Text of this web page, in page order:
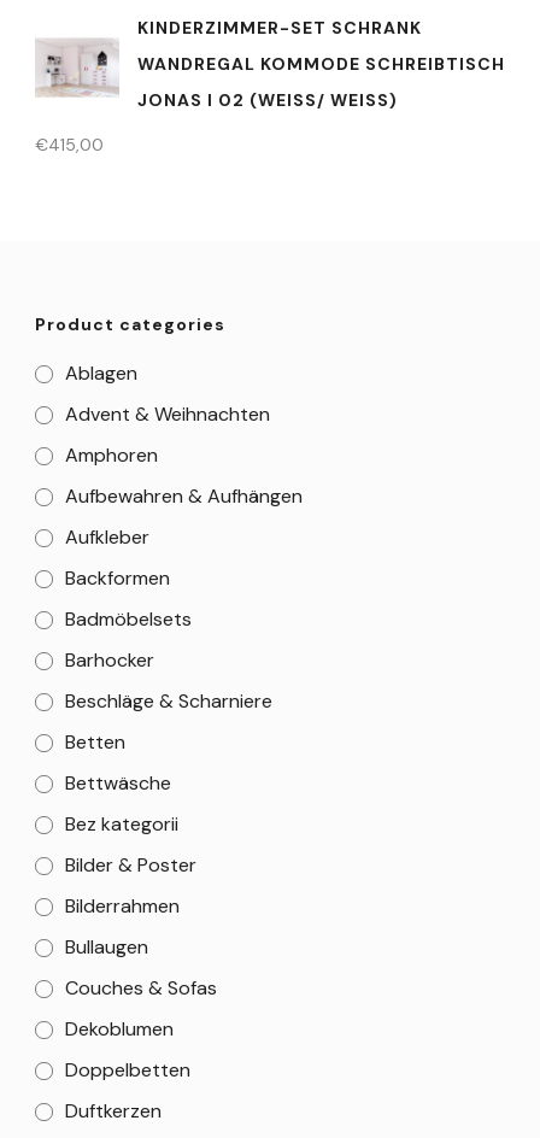
KINDERZIMMER-SET SCHRANK
WANDREGAL KOMMODE SCHREIBTISCH
JONAS I 02 (WEISS/ WEISS)
€415,00
Product categories
Ablagen
Advent & Weihnachten
Amphoren
Aufbewahren & Aufhängen
Aufkleber
Backformen
Badmöbelsets
Barhocker
Beschläge & Scharniere
Betten
Bettwäsche
Bez kategorii
Bilder & Poster
Bilderrahmen
Bullaugen
Couches & Sofas
Dekoblumen
Doppelbetten
Duftkerzen